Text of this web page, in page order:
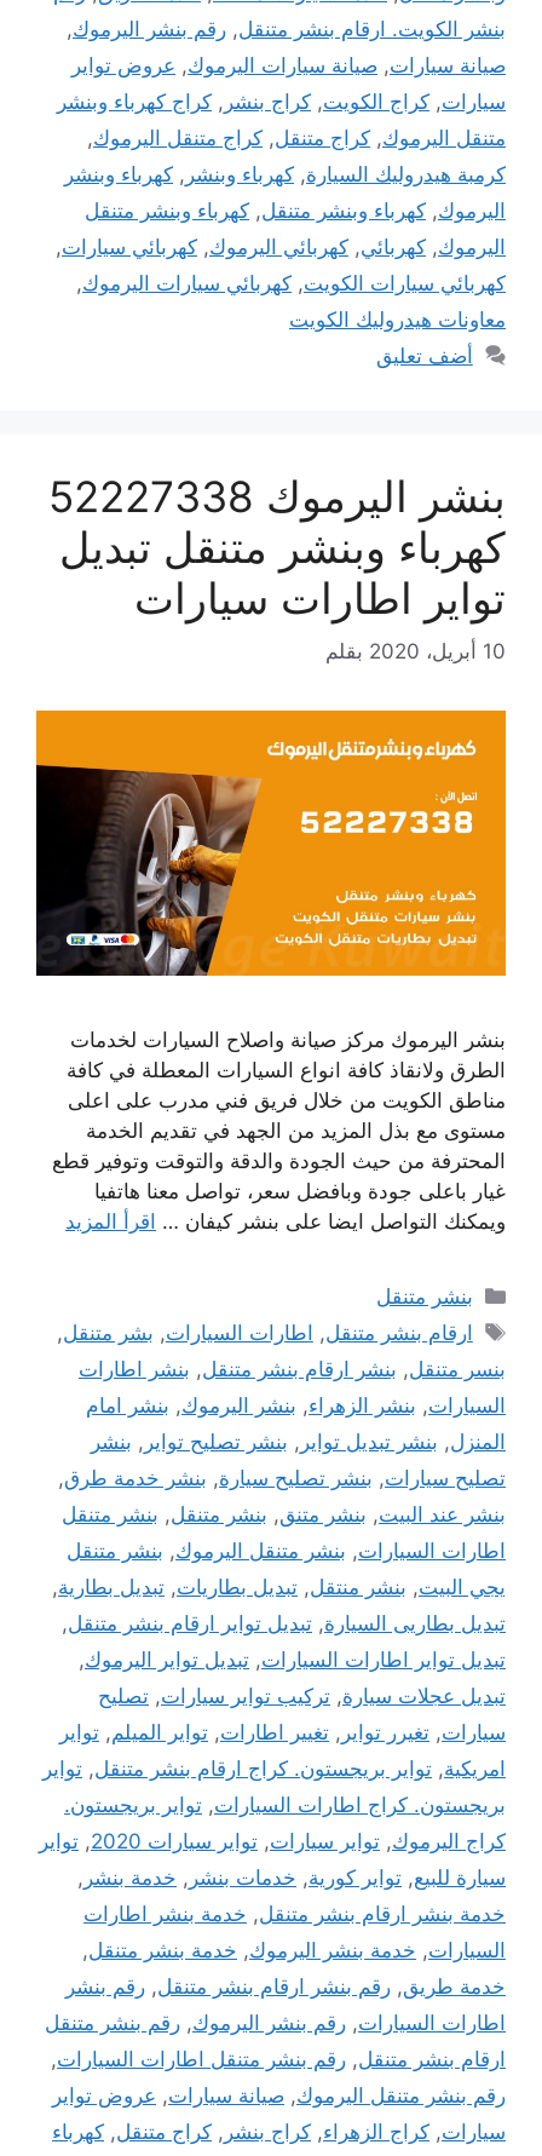
بنشر الكويت. ارقام بنشر متنقل, رقم بنشر اليرموك,
صيانة سيارات, صيانة سيارات اليرموك, عروض تواير
سيارات, كراج الكويت, كراج بنشر , كراج كهرباء وبنشر
متنقل اليرموك, كراج متنقل, كراج متنقل اليرموك,
كرمبة هيدروليك السيارة, كهرباء وبنشر , كهرباء وبنشر
اليرموك, كهرباء وبنشر متنقل, كهرباء وبنشر متنقل
اليرموك, كهربائي, كهربائي اليرموك, كهربائي سيارات,
كهربائي سيارات الكويت, كهربائي سيارات اليرموك,
معاونات هيدروليك الكويت
أضف تعليق
بنشر اليرموك 52227338
كهرباء وبنشر متنقل تبديل
تواير اطارات سيارات
10 أبريل، 2020 بقلم
بنشر اليرموك مركز صيانة واصلاح السيارات لخدمات
الطرق ولانقاذ كافة انواع السيارات المعطلة في كافة
مناطق الكويت من خلال فريق فني مدرب على اعلى
مستوى مع بذل المزيد من الجهد في تقديم الخدمة
المحترفة من حيث الجودة والدقة والتوقت وتوفير قطع
غيار باعلى جودة وبافضل سعر، تواصل معنا هاتفيا
ويمكنك التواصل ايضا على بنشر كيفان … اقرأ المزيد
التصنيفات
بنشر متنقل
الوسوم
ارقام بنشر متنقل, اطارات السيارات, بشر متنقل,
بنسر متنقل, بنشر ارقام بنشر متنقل, بنشر اطارات
السيارات, بنشر الزهراء, بنشر اليرموك, بنشر امام
المنزل, بنشر تبديل تواير , بنشر تصليح تواير , بنشر
تصليح سيارات, بنشر تصليح سيارة, بنشر خدمة طرق,
بنشر عند البيت, بنشر متنق, بنشر متنقل, بنشر متنقل
اطارات السيارات, بنشر متنقل اليرموك, بنشر متنقل
يجي البيت, بنشر منتقل, تبديل بطاريات, تبديل بطارية,
تبديل بطاريى السيارة, تبديل تواير ارقام بنشر متنقل,
تبديل تواير اطارات السيارات, تبديل تواير اليرموك,
تبديل عجلات سيارة, تركيب تواير سيارات, تصليح
سيارات, تغيرر تواير , تغيير اطارات, تواير الميلم, تواير
امريكية, تواير بريجستون. كراج ارقام بنشر متنقل, تواير
بريجستون. كراج اطارات السيارات, تواير بريجستون.
كراج اليرموك, تواير سيارات, تواير سيارات 2020 , تواير
سيارة للبيع, تواير كورية, خدمات بنشر , خدمة بنشر ,
خدمة بنشر ارقام بنشر متنقل, خدمة بنشر اطارات
السيارات, خدمة بنشر اليرموك, خدمة بنشر متنقل,
خدمة طريق, رقم بنشر ارقام بنشر متنقل, رقم بنشر
اطارات السيارات, رقم بنشر اليرموك, رقم بنشر متنقل
ارقام بنشر متنقل, رقم بنشر متنقل اطارات السيارات,
رقم بنشر متنقل اليرموك, صيانة سيارات, عروض تواير
سيارات, كراج الزهراء, كراج بنشر , كراج متنقل, كهرباء